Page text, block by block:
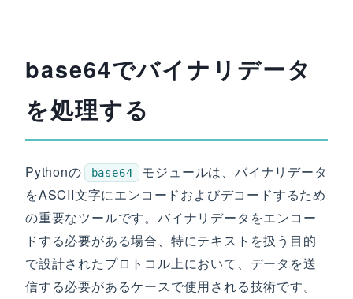
base64でバイナリデータ
を処理する
Pythonの base64
モジュールは、バイナリデータ
をASCII文字にエンコードおよびデコードするため
の重要なツールです。バイナリデータをエンコー
ドする必要がある場合、特にテキストを扱う目的
で設計されたプロトコル上において、データを送
信する必要があるケースで使用される技術です。